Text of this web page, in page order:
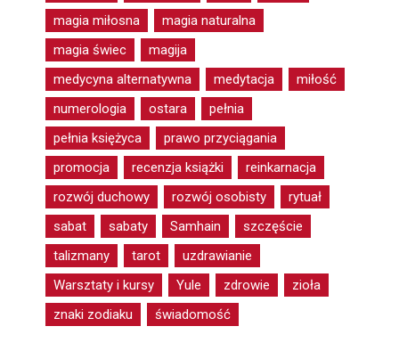
magia miłosna
magia naturalna
magia świec
magija
medycyna alternatywna
medytacja
miłość
numerologia
ostara
pełnia
pełnia księżyca
prawo przyciągania
promocja
recenzja książki
reinkarnacja
rozwój duchowy
rozwój osobisty
rytuał
sabat
sabaty Samhain
szczęście
talizmany
tarot
uzdrawianie
Warsztaty i kursy
Yule zdrowie
zioła
znaki zodiaku
świadomość